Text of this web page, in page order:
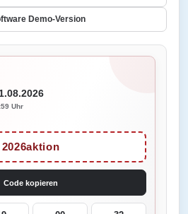
Demo-Version
Uhr
2026aktion
Code kopieren